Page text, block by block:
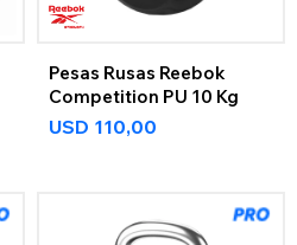
Pesas Rusas Reebok
Competition PU 10 Kg
USD 110,00